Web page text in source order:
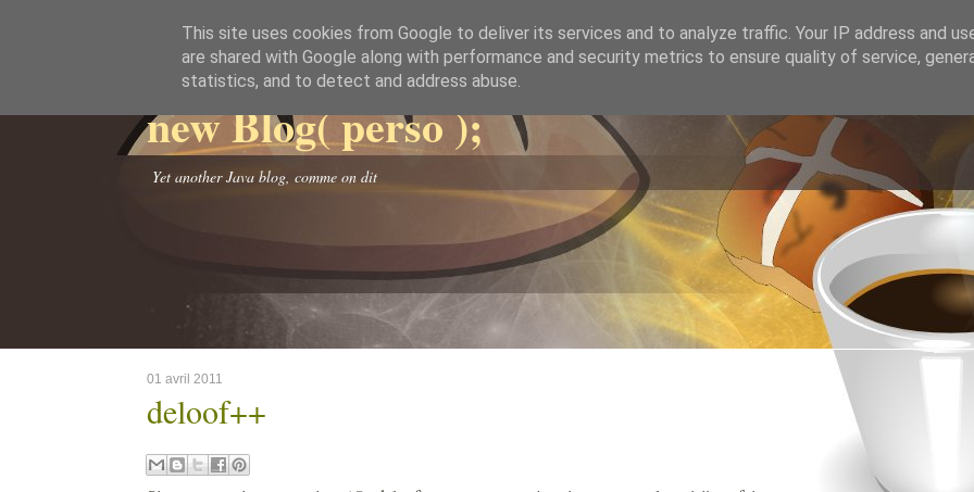
new Blog( perso );
Yet another Java blog, comme on dit
01 avril 2011
deloof++
This site uses cookies from Google to deliver its services and to analyze traffic. Your IP address and
are shared with Google along with performance and security metrics to ensure quality of service,
statistics, and to detect and address abuse.